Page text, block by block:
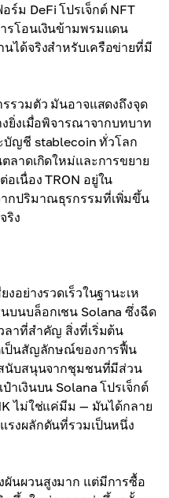
ร์ม DeFi โปรเจ็กต์ NFT
รโอนเงินข้ามพรมแดน
นได้จริงสำหรับเครือข่ายที่มี
รวมตัว มันอาจแสดงถึงจุด
งยิ่งเมื่อพิจารณาจากบทบาท
บัญชี stablecoin ทั่วโลก
ลาดเกิดใหม่และการขยาย
อเนื่อง TRON อยู่ใน
กปริมาณธุรกรรมที่เพิ่มขึ้น
ริง
อย่างรวดเร็วในฐานะเห
นบล็อกเชน Solana ซึ่งฉีด
ลาที่สำคัญ สิ่งที่เริ่มต้น
เป็นสัญลักษณ์ของการฟื้น
นับสนุนจากชุมชนที่มีส่วน
าเงินบน Solana โปรเจ็กต์
ไม่ใช่แค่มีม — มันได้กลาย
รงผลักดันที่รวมเป็นหนึ่ง
ผันผวนสูงมาก แต่มีการซื้อ